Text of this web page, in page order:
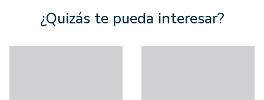
¿Quizás te pueda interesar?